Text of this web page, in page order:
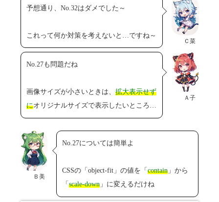
Ｃ菜
予想通り、No.32はダメでした～
これって何か対策を考えないと…ですね～
Ａ子
No.27も問題だね
画像サイズが小さいときは、拡大表示せず
にオリジナルサイズで表示したいところ…
Ｂ美
No.27については簡単よ
CSSの「object-fit」の値を「 contain」から
「 scale-down」に変えるだけね